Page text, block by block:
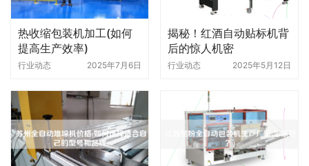
热收缩包装机加工(如何
提高生产效率)
行业动态 2025年7月6日
揭秘！红酒自动贴标机背
后的惊人机密
行业动态 2025年5月12日